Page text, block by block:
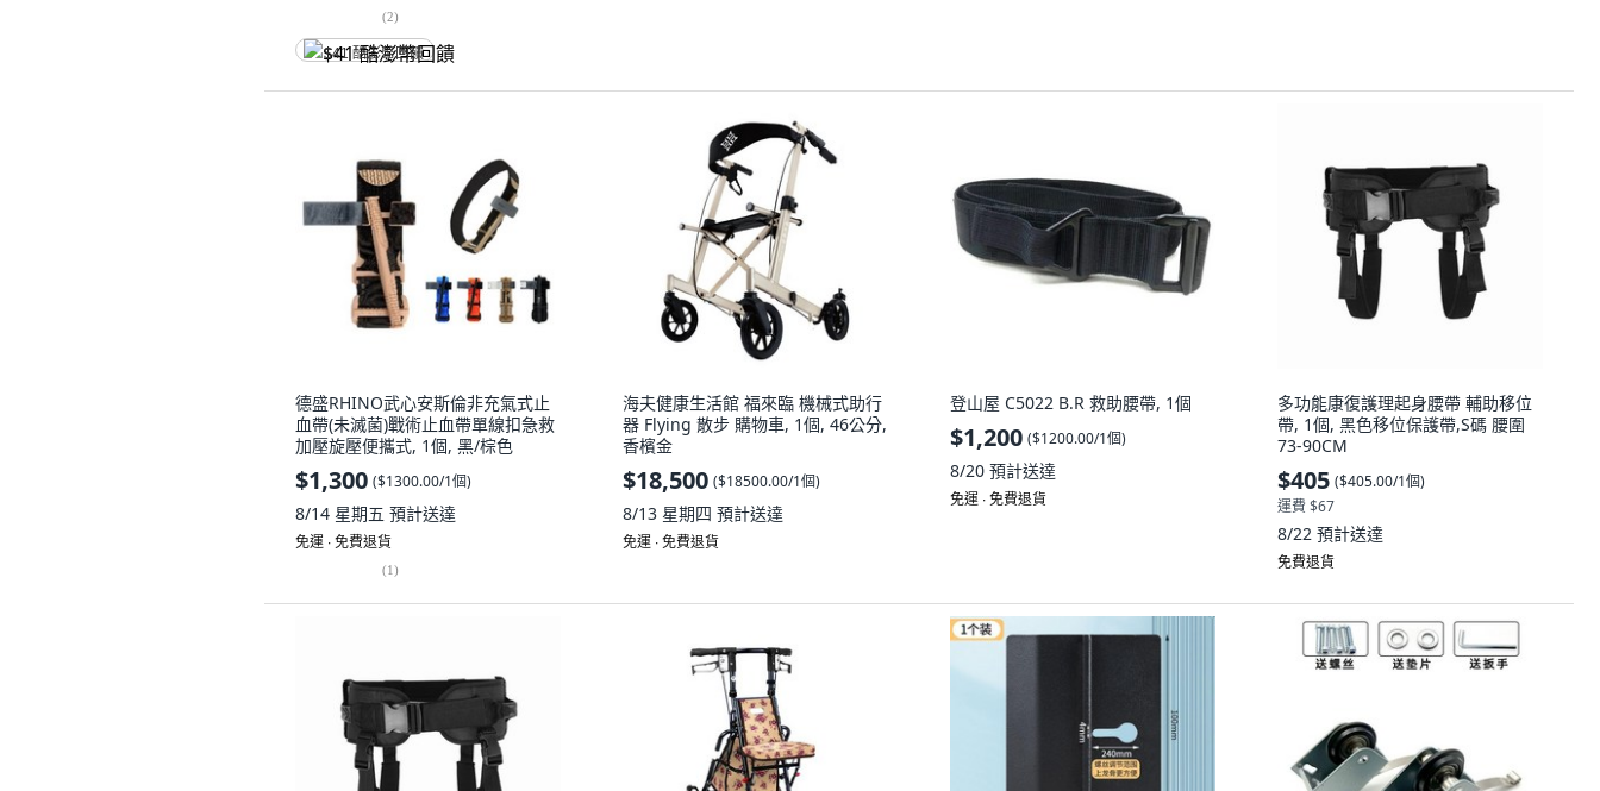
(2)
$41 酷澎幣回饋
德盛RHINO武心安斯倫非充氣式止
血帶(未滅菌)戰術止血帶單線扣急救
加壓旋壓便攜式, 1個, 黑/棕色
$1,300 ($1300.00/1個)
8/14 星期五 預計送達
免運 ∙ 免費退貨
(1)
海夫健康生活館 福來臨 機械式助行
器 Flying 散步 購物車, 1個, 46公分,
香檳金
$18,500 ($18500.00/1個)
8/13 星期四 預計送達
免運 ∙ 免費退貨
登山屋 C5022 B.R 救助腰帶, 1個
$1,200 ($1200.00/1個)
8/20 預計送達
免運 ∙ 免費退貨
多功能康復護理起身腰帶 輔助移位
帶, 1個, 黑色移位保護帶,S碼 腰圍
73-90CM
$405 ($405.00/1個)
運費 $67
8/22 預計送達
免費退貨